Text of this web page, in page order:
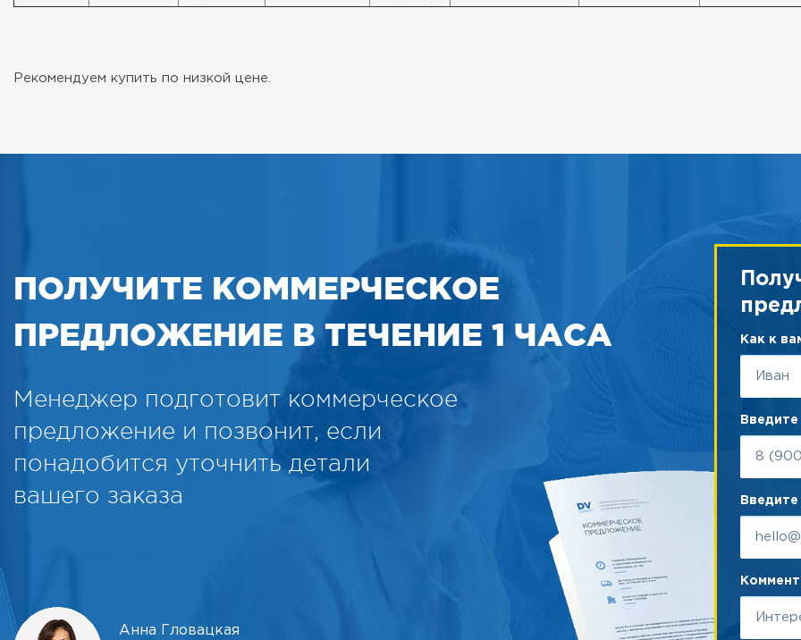
Рекомендуем купить по низкой цене.
ПОЛУЧИТЕ КОММЕРЧЕСКОЕ
ПРЕДЛОЖЕНИЕ В ТЕЧЕНИЕ 1 ЧАСА
Менеджер подготовит коммерческое
предложение и позвонит, если
понадобится уточнить детали
вашего заказа
Анна Гловацкая
Как к